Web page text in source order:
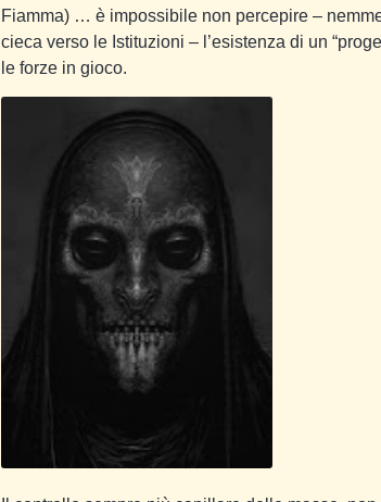
Fiamma) … è impossibile non percepire –
cieca verso le Istituzioni – l’esistenza di un
le forze in gioco.